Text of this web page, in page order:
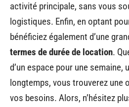
activité principale, sans vous
logistiques. Enfin, en optant
bénéficiez également d’une
termes de durée de location.
d’un espace pour une semaine,
longtemps, vous trouverez une
vos besoins. Alors, n’hésitez